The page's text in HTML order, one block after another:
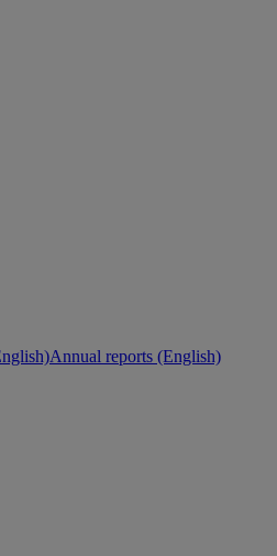
Annual reports (English)